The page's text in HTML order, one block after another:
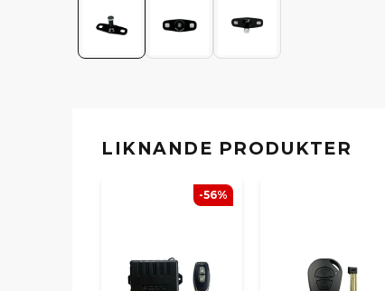
LIKNANDE PRODUKTER
-56%